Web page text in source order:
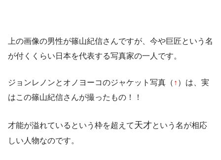
上の画像の男性が篠山紀信さんですが、今や巨匠という名
が付くくらい日本を代表する写真家の一人です。
ジョンレノンとオノヨーコのジャケット写真（ ↑ ）は、実
はこの篠山紀信さんが撮ったもの！！
才能が溢れているという枠を超えて天才という名が相応
しい人物なのです。